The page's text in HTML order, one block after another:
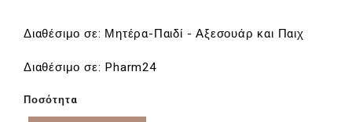
Διαθέσιμο σε: Μητέρα-Παιδί - Αξεσουάρ και Παιχ
Διαθέσιμο σε: Pharm24
Ποσότητα